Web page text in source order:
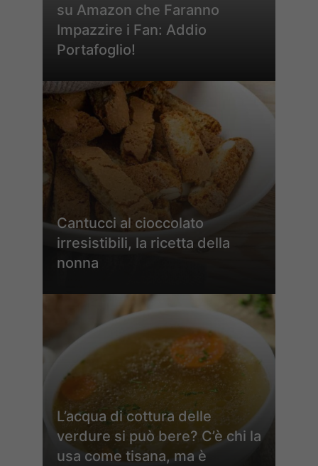
su Amazon che Faranno
Impazzire i Fan: Addio
Portafoglio!
Cantucci al cioccolato
irresistibili, la ricetta della
nonna
L’acqua di cottura delle
verdure si può bere? C’è chi la
usa come tisana, ma è